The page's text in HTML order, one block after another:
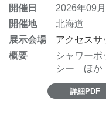
開催日
2026年09
開催地
北海道
展示会場
アクセスサ
概要
シャワーポ
シー ほか
詳細PDF